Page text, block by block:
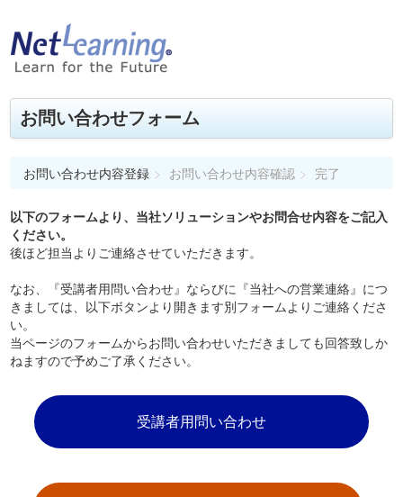
お問い合わせフォーム
お問い合わせ内容登録 > お問い合わせ内容確認 > 完了
以下のフォームより、当社ソリューションやお問合せ内容をご記入
ください。
後ほど担当よりご連絡させていただきます。
なお、『受講者用問い合わせ』ならびに『当社への営業連絡』につ
きましては、以下ボタンより開きます別フォームよりご連絡くださ
い。
当ページのフォームからお問い合わせいただきましても回答致しか
ねますので予めご了承ください。
受講者用問い合わせ